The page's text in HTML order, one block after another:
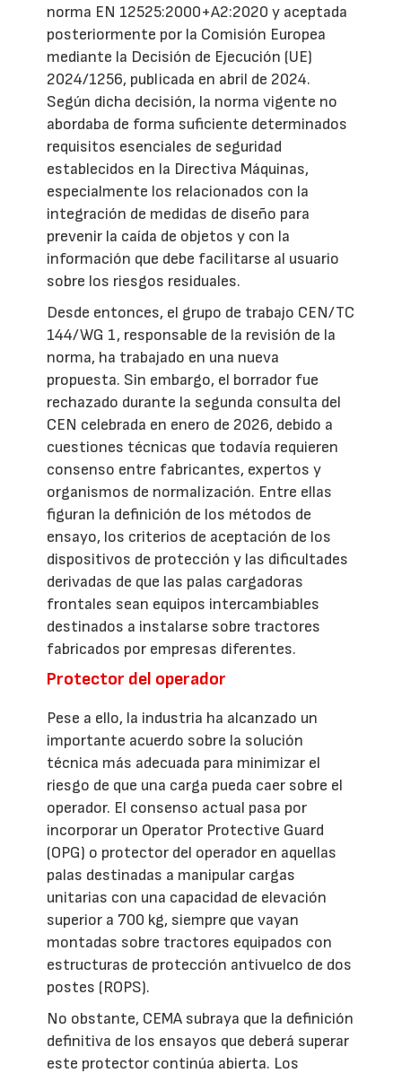
norma EN 12525:2000+A2:2020 y aceptada
posteriormente por la Comisión Europea
mediante la Decisión de Ejecución (UE)
2024/1256, publicada en abril de 2024.
Según dicha decisión, la norma vigente no
abordaba de forma suficiente determinados
requisitos esenciales de seguridad
establecidos en la Directiva Máquinas,
especialmente los relacionados con la
integración de medidas de diseño para
prevenir la caída de objetos y con la
información que debe facilitarse al usuario
sobre los riesgos residuales.
Desde entonces, el grupo de trabajo CEN/TC
144/WG 1, responsable de la revisión de la
norma, ha trabajado en una nueva
propuesta. Sin embargo, el borrador fue
rechazado durante la segunda consulta del
CEN celebrada en enero de 2026, debido a
cuestiones técnicas que todavía requieren
consenso entre fabricantes, expertos y
organismos de normalización. Entre ellas
figuran la definición de los métodos de
ensayo, los criterios de aceptación de los
dispositivos de protección y las dificultades
derivadas de que las palas cargadoras
frontales sean equipos intercambiables
destinados a instalarse sobre tractores
fabricados por empresas diferentes.
Protector del operador
Pese a ello, la industria ha alcanzado un
importante acuerdo sobre la solución
técnica más adecuada para minimizar el
riesgo de que una carga pueda caer sobre el
operador. El consenso actual pasa por
incorporar un Operator Protective Guard
(OPG) o protector del operador en aquellas
palas destinadas a manipular cargas
unitarias con una capacidad de elevación
superior a 700 kg, siempre que vayan
montadas sobre tractores equipados con
estructuras de protección antivuelco de dos
postes (ROPS).
No obstante, CEMA subraya que la definición
definitiva de los ensayos que deberá superar
este protector continúa abierta. Los